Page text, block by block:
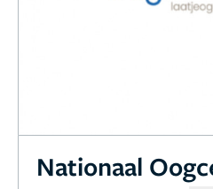
Nationaal